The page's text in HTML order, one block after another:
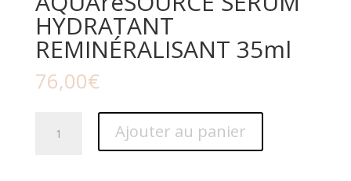
HYDRATANT
REMINÉRALISANT 35ml
76,00€
Ajouter au panier